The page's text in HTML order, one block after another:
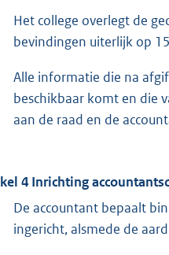
Het college overlegt de
bevindingen uiterlijk op
Alle informatie die na
beschikbaar komt en die
aan de raad en de
4 Inrichting
De accountant bepaalt
ingericht, alsmede de